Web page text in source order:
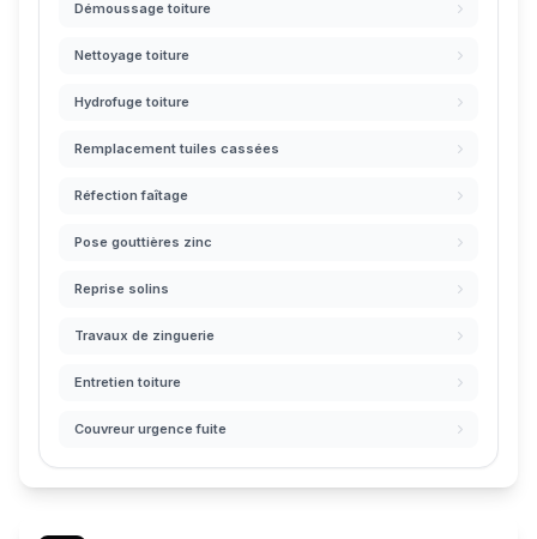
Démoussage toiture
Nettoyage toiture
Hydrofuge toiture
Remplacement tuiles cassées
Réfection faîtage
Pose gouttières zinc
Reprise solins
Travaux de zinguerie
Entretien toiture
Couvreur urgence fuite